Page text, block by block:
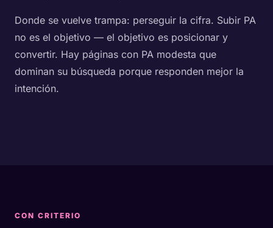
Donde se vuelve trampa: perseguir la cifra. Subir PA
no es el objetivo — el objetivo es posicionar y
convertir. Hay páginas con PA modesta que
dominan su búsqueda porque responden mejor la
intención.
CON CRITERIO